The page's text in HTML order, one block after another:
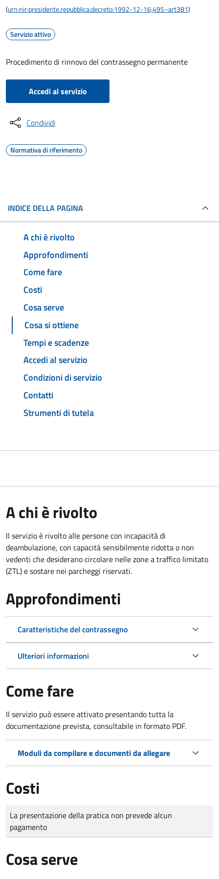
(urn:nir:presidente.repubblica:decreto:1992-12-16;495~art381)
Servizio attivo
Procedimento di rinnovo del contrassegno permanente
Accedi al servizio
Condividi
Normativa di riferimento
INDICE DELLA PAGINA
A chi è rivolto
Approfondimenti
Come fare
Costi
Cosa serve
Cosa si ottiene
Tempi e scadenze
Accedi al servizio
Condizioni di servizio
Contatti
Strumenti di tutela
A chi è rivolto
Il servizio è rivolto alle persone con incapacità di
deambulazione, con capacità sensibilmente ridotta o non
vedenti che desiderano circolare nelle zone a traffico limitato
(ZTL) e sostare nei parcheggi riservati.
Approfondimenti
Caratteristiche del contrassegno
Ulteriori informazioni
Come fare
Il servizio può essere attivato presentando tutta la
documentazione prevista, consultabile in formato PDF.
Moduli da compilare e documenti da allegare
Costi
Tipo di pagamento
Importo
La presentazione della pratica non prevede alcun
pagamento
Cosa serve